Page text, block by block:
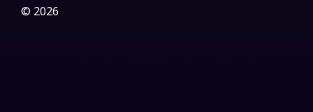
Gothic
© 2026